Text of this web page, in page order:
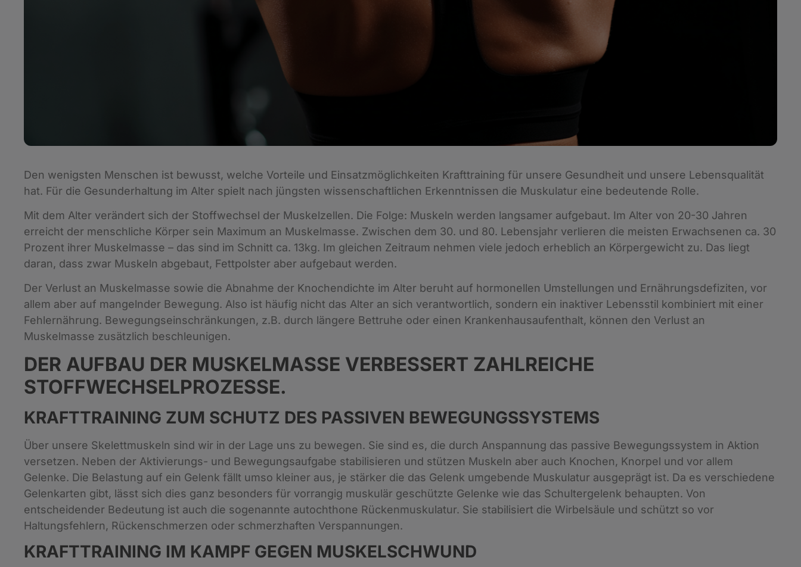
Den wenigsten Menschen ist bewusst, welche Vorteile und Einsatzmöglichkeiten Krafttraining für unsere Gesundheit und unsere Lebensqualität
hat. Für die Gesunderhaltung im Alter spielt nach jüngsten wissenschaftlichen Erkenntnissen die Muskulatur eine bedeutende Rolle.
Mit dem Alter verändert sich der Stoffwechsel der Muskelzellen. Die Folge: Muskeln werden langsamer aufgebaut. Im Alter von 20-30 Jahren
erreicht der menschliche Körper sein Maximum an Muskelmasse. Zwischen dem 30. und 80. Lebensjahr verlieren die meisten Erwachsenen ca. 30
Prozent ihrer Muskelmasse – das sind im Schnitt ca. 13kg. Im gleichen Zeitraum nehmen viele jedoch erheblich an Körpergewicht zu. Das liegt
daran, dass zwar Muskeln abgebaut, Fettpolster aber aufgebaut werden.
Der Verlust an Muskelmasse sowie die Abnahme der Knochendichte im Alter beruht auf hormonellen Umstellungen und Ernährungsdefiziten, vor
allem aber auf mangelnder Bewegung. Also ist häufig nicht das Alter an sich verantwortlich, sondern ein inaktiver Lebensstil kombiniert mit einer
Fehlernährung. Bewegungseinschränkungen, z.B. durch längere Bettruhe oder einen Krankenhausaufenthalt, können den Verlust an
Muskelmasse zusätzlich beschleunigen.
DER AUFBAU DER MUSKELMASSE VERBESSERT ZAHLREICHE
STOFFWECHSELPROZESSE.
KRAFTTRAINING ZUM SCHUTZ DES PASSIVEN BEWEGUNGSSYSTEMS
Über unsere Skelettmuskeln sind wir in der Lage uns zu bewegen. Sie sind es, die durch Anspannung das passive Bewegungssystem in Aktion
versetzen. Neben der Aktivierungs- und Bewegungsaufgabe stabilisieren und stützen Muskeln aber auch Knochen, Knorpel und vor allem
Gelenke. Die Belastung auf ein Gelenk fällt umso kleiner aus, je stärker die das Gelenk umgebende Muskulatur ausgeprägt ist. Da es verschiedene
Gelenkarten gibt, lässt sich dies ganz besonders für vorrangig muskulär geschützte Gelenke wie das Schultergelenk behaupten. Von
entscheidender Bedeutung ist auch die sogenannte autochthone Rückenmuskulatur. Sie stabilisiert die Wirbelsäule und schützt so vor
Haltungsfehlern, Rückenschmerzen oder schmerzhaften Verspannungen.
KRAFTTRAINING IM KAMPF GEGEN MUSKELSCHWUND